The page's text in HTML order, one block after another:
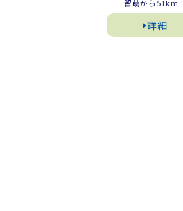
留萌から51km！
詳細